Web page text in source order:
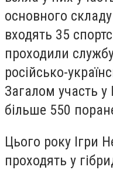
основного складу
входять 35
проходили
російсько-
Загалом участь у
більше 550
Цього року Ігри
проходять у